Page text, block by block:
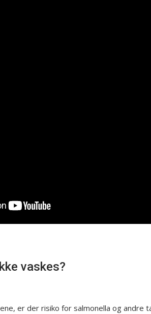
vaskes?
er der risiko for salmonella og andre